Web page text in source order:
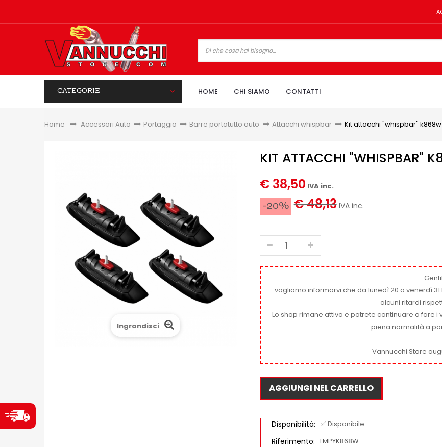
CATEGORIE HOME CHI SIAMO CONTATTI
Home &gt;Accessori Auto > Portaggio > Barre portatutto auto > Attacchi whispbar > Kit attacchi "whispbar" k868w
Ingrandisci
KIT ATTACCHI "WHISPBAR"
€ 38,50 IVA inc.
-20% € 48,13IVA inc.
vogliamo informarvi che da lunedì 20 a venerdì
alcuni ritardi
Lo shop rimane attivo e potrete continuare a fare
piena normalità a
Vannucchi Store
AGGIUNGI NEL CARRELLO
Disponibilità: ✅ Disponibile
Riferimento: LMPYK868W